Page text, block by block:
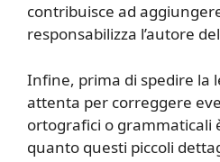
contribuisce ad
responsabilizza l’autore
Infine, prima di spedire la
attenta per correggere
ortografici o grammaticali
quanto questi piccoli